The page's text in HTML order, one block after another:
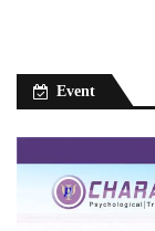
Event